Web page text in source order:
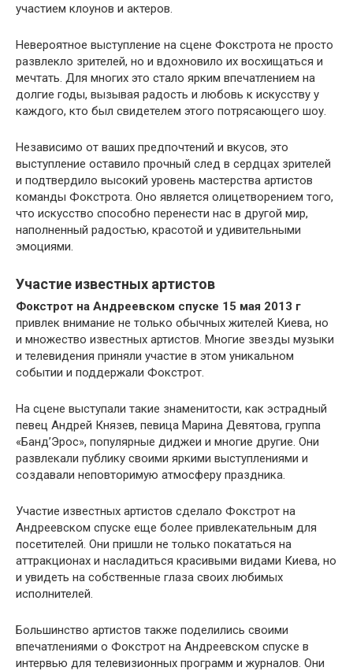
участием клоунов и актеров.
Невероятное выступление на сцене Фокстрота не просто
развлекло зрителей, но и вдохновило их восхищаться и
мечтать. Для многих это стало ярким впечатлением на
долгие годы, вызывая радость и любовь к искусству у
каждого, кто был свидетелем этого потрясающего шоу.
Независимо от ваших предпочтений и вкусов, это
выступление оставило прочный след в сердцах зрителей
и подтвердило высокий уровень мастерства артистов
команды Фокстрота. Оно является олицетворением того,
что искусство способно перенести нас в другой мир,
наполненный радостью, красотой и удивительными
эмоциями.
Участие известных артистов
Фокстрот на Андреевском спуске 15 мая 2013 г
привлек внимание не только обычных жителей Киева, но
и множество известных артистов. Многие звезды музыки
и телевидения приняли участие в этом уникальном
событии и поддержали Фокстрот.
На сцене выступали такие знаменитости, как эстрадный
певец Андрей Князев, певица Марина Девятова, группа
«Банд’Эрос», популярные диджеи и многие другие. Они
развлекали публику своими яркими выступлениями и
создавали неповторимую атмосферу праздника.
Участие известных артистов сделало Фокстрот на
Андреевском спуске еще более привлекательным для
посетителей. Они пришли не только покататься на
аттракционах и насладиться красивыми видами Киева, но
и увидеть на собственные глаза своих любимых
исполнителей.
Большинство артистов также поделились своими
впечатлениями о Фокстрот на Андреевском спуске в
интервью для телевизионных программ и журналов. Они